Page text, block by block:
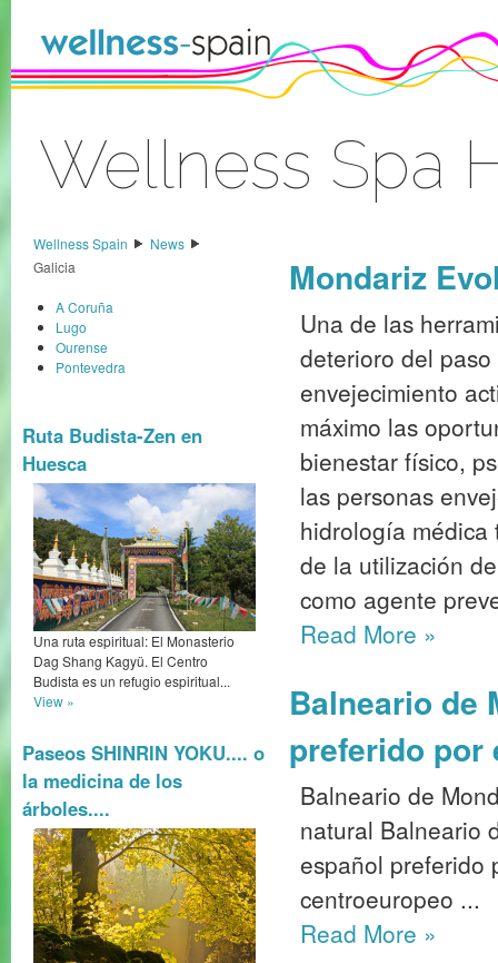
Wellness Spa
Wellness Spain
News
Galicia
A Coruña
Lugo
Ourense
Pontevedra
Ruta Budista-Zen en
Huesca
Una ruta espiritual: El Monasterio
Dag Shang Kagyü. El Centro
Budista es un refugio espiritual...
View »
Paseos SHINRIN YOKU.... o
la medicina de los
árboles....
Mondariz
Una de las
deterioro del
envejecimiento
máximo las
bienestar físico,
las personas
hidrología médica
de la utilización
como agente
Read More »
Balneario de
preferido por
Balneario de
natural Balneario
español preferido
centroeuropeo ...
Read More »